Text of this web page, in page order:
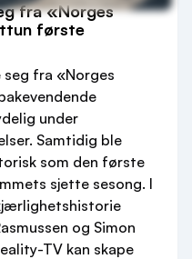
fra «Norges
første
fra «Norges
under
Samtidig ble
som den første
sjette sesong. I
og Simon
TV kan skape